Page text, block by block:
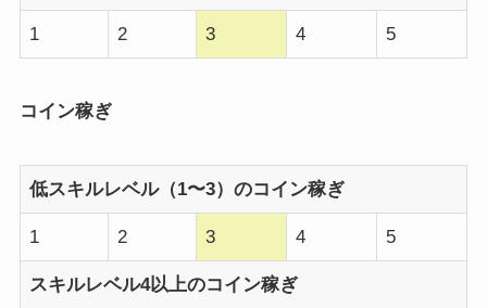
1 2 3 4 5
コイン稼ぎ
低スキルレベル（1〜3）のコイン稼ぎ
1 2 3 4 5
スキルレベル4以上のコイン稼ぎ